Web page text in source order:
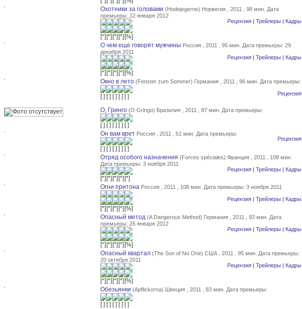
Охотники за головами (Hodejegerne) Норвегия , 2011 , 98 мин. Дата
премьеры: 12 января 2012
Рецензия| Трейлеры| Кадры
О чем еще говорят мужчины Россия , 2011 , 95 мин. Дата премьеры: 29
декабря 2011
Рецензия| Трейлеры| Кадры
Окно в лето (Fenster zum Sommer) Германия , 2011 , 96 мин. Дата премьеры:
Рецензия
О, Гринго (O Gringo) Бразилия , 2011 , 87 мин. Дата премьеры:
Он вам врет Россия , 2011 , 51 мин. Дата премьеры:
Рецензия
Отряд особого назначения (Forces spéciales) Франция , 2011 , 108 мин.
Дата премьеры: 3 ноября 2011
Рецензия| Трейлеры| Кадры
Огни притона Россия , 2011 , 108 мин. Дата премьеры: 3 ноября 2011
Рецензия| Трейлеры| Кадры
Опасный метод (A Dangerous Method) Германия , 2011 , 93 мин. Дата
премьеры: 26 января 2012
Рецензия| Трейлеры| Кадры
Опасный квартал (The Son of No One) США , 2011 , 95 мин. Дата премьеры:
20 октября 2011
Рецензия| Трейлеры| Кадры
Обезьянки (Apflickorna) Швеция , 2011 , 83 мин. Дата премьеры: